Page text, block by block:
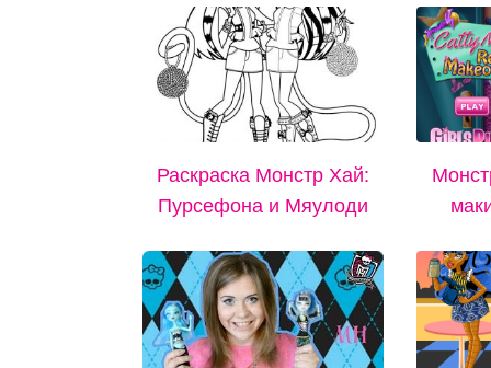
Раскраска Монстр Хай:
Пурсефона и Мяулоди